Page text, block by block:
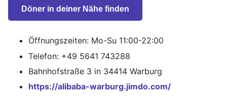
Döner in deiner Nähe finden
Öffnungszeiten: Mo-Su 11:00-22:00
Telefon: +49 5641 743288
Bahnhofstraße 3 in 34414 Warburg
https://alibaba-warburg.jimdo.com/